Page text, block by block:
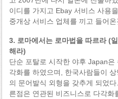
이디를 가지고 Ebay 서비스 사용
중개상 서비스 업체를 끼고 들어온
3. 로마에서는 로마법을 따르라 (
해라)
단순 포탈로 시작한 야후 Japan
각화를 하였으며, 한국사람들이
의 문어발식 외형을 갖추게 되었
른점은 연관된 비즈니스로 다각화